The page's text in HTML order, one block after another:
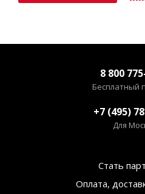
8 800
Бесплатный
+7 (495)
Для
Стать
Оплата,